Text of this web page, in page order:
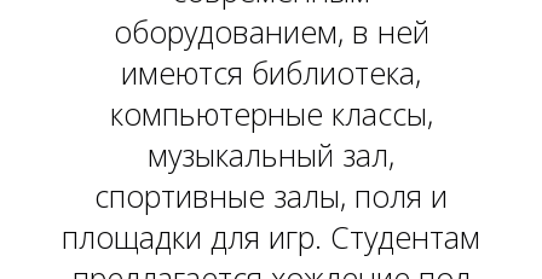
оборудованием, в ней
имеются библиотека,
компьютерные классы,
музыкальный зал,
спортивные залы, поля и
площадки для игр. Студентам